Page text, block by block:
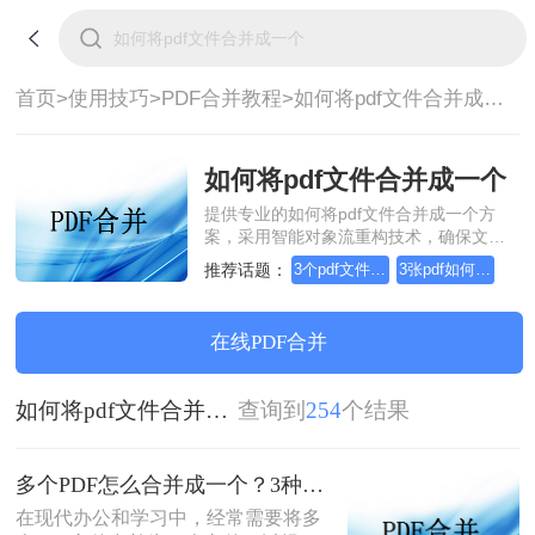
首页>使用技巧>PDF合并教程> 如何将pdf文件合并成一个
如何将pdf文件合并成一个
提供专业的如何将pdf文件合并成一个方
案，采用智能对象流重构技术，确保文档
1:1高保真还原且排版不乱码。支持一键批
量处理，全链路 SSL 加密保障隐私安全。
无需安装，高效办公。
推荐话题： 3个pdf文件合并成一个 3张pdf如何合并成一个
在线PDF合并
如何将pdf文件合并成一个 查询到 254个结果
多个PDF怎么合并成一个？3种方法，1分钟全搞定！！
在现代办公和学习中，经常需要将多